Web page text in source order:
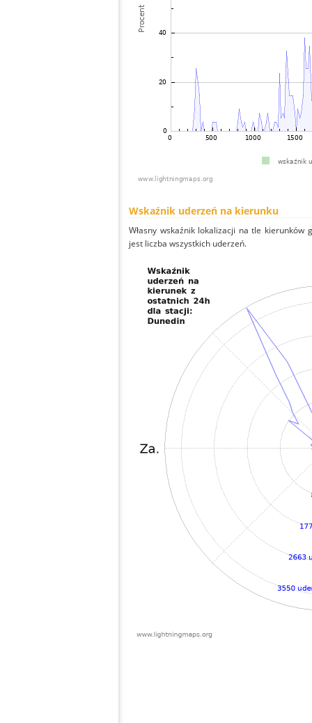
Wskaźnik uderzeń na kierunku
Własny wskaźnik lokalizacji na tle
jest liczba wszystkich uderzeń.